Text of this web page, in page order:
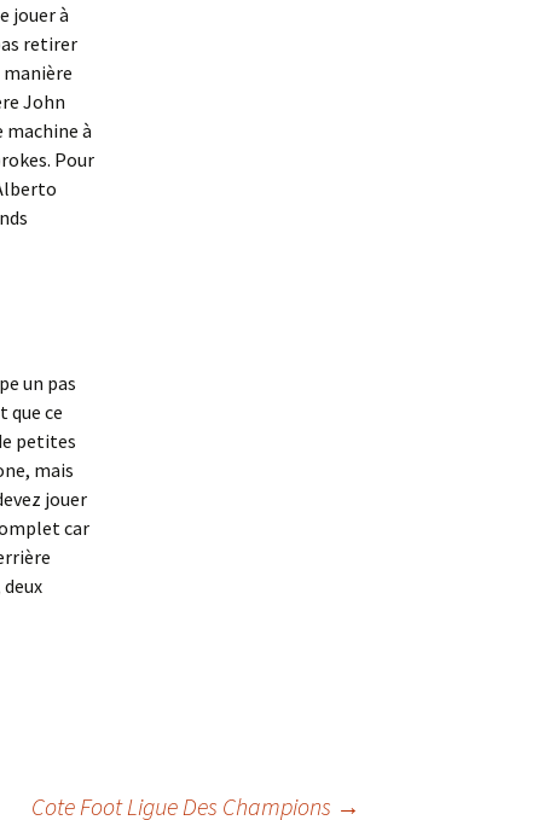
jouer à
retirer
John
machine à
Pour
un pas
que ce
petites
mais
jouer
car
Cote Foot Ligue Des Champions →